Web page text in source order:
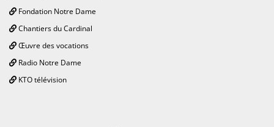
Fondation Notre Dame
Chantiers du Cardinal
Œuvre des vocations
Radio Notre Dame
KTO télévision